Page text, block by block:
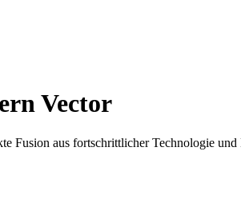
Vector
Fusion aus fortschrittlicher Technologie